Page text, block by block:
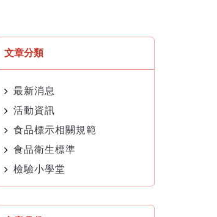
文章分類
最新消息
活動資訊
食品標示相關規範
食品衛生標準
檢驗小學堂